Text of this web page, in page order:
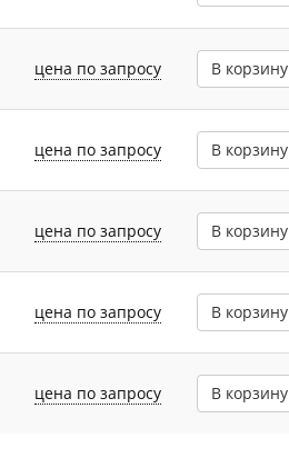
цена по запросу В корзину
цена по запросу В корзину
цена по запросу В корзину
цена по запросу В корзину
цена по запросу В корзину